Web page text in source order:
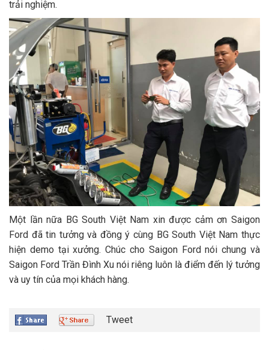
trải nghiệm.
Một lần nữa BG South Việt Nam xin được cảm ơn Saigon
Ford đã tin tưởng và đồng ý cùng BG South Việt Nam thực
hiện demo tại xưởng. Chúc cho Saigon Ford nói chung và
Saigon Ford Trần Đình Xu nói riêng luôn là điểm đến lý tưởng
và uy tín của mọi khách hàng.
Tweet